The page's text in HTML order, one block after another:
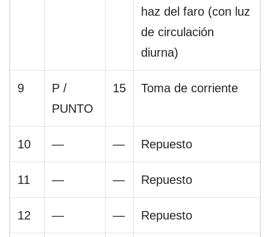
haz del faro (con luz
de circulación
diurna)
9
P /
PUNTO
15 Toma de corriente
10 — — Repuesto
11 — — Repuesto
12 — — Repuesto